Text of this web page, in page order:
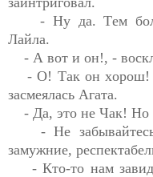
- Ну да. Тем
Лайла.
- А вот и он!, -
- О! Так он хорош!
засмеялась Агата.
- Да, это не Чак! Но
- Не
замужние,
- Кто-то нам